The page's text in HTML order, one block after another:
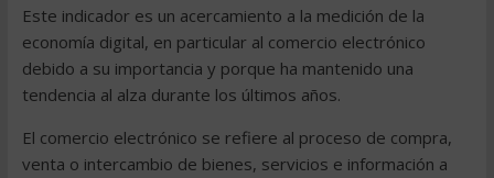
Este indicador es un acercamiento a la medición de la
economía digital, en particular al comercio electrónico
debido a su importancia y porque ha mantenido una
tendencia al alza durante los últimos años.
El comercio electrónico se refiere al proceso de compra,
venta o intercambio de bienes, servicios e información a